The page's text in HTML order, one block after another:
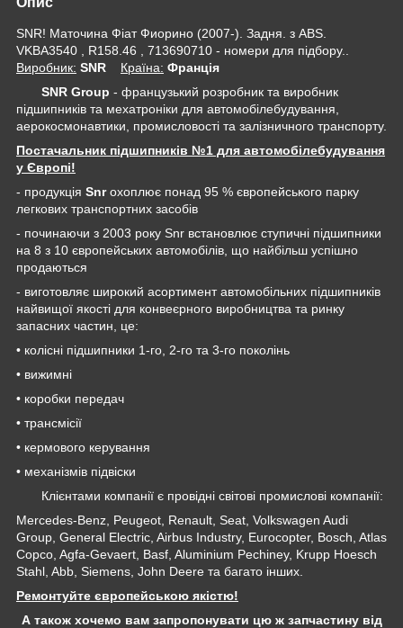
SNR! Маточина Фіат Фиорино (2007-). Задня. з ABS.
VKBA3540 , R158.46 , 713690710 - номери для підбору..
Виробник: SNR Крaїна: Франція
SNR Group - французький розробник та виробник
підшипників та мехатроніки для автомобілебудування,
аерокосмонавтики, промисловості та залізничного транспорту.
Постачальник підшипників №1 для автомобілебудування
у Європі!
- продукція Snrохоплює понад 95 % європейського парку
легкових транспортних засобів
- починаючи з 2003 року Snr встановлює ступичні підшипники
на 8 з 10 європейських автомобілів, що найбільш успішно
продаються
- виготовляє широкий асортимент автомобільних підшипників
найвищої якості для конвеєрного виробництва та ринку
запасних частин, це:
• колісні підшипники 1-го, 2-го та 3-го поколінь
• вижимні
• коробки передач
• трансмісії
• кермового керування
• механізмів підвіски
Клієнтами компанії є провідні світові промислові компанії:
Mercedes-Benz, Peugeot, Renault, Seat, Volkswagen Audi
Group, General Electric, Airbus Industry, Eurocopter, Bosch, Atlas
Copco, Agfa-Gevaert, Basf, Aluminium Pechiney, Krupp Hoesch
Stahl, Abb, Siemens, John Deere та багато інших.
Ремонтуйте європейською якістю!
А також хочемо вам запропонувати цю ж запчастину від